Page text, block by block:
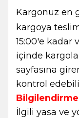
Kargonuz en
kargoya
15:00'e kadar
içinde
sayfasına
kontrol
İlgili yasa ve